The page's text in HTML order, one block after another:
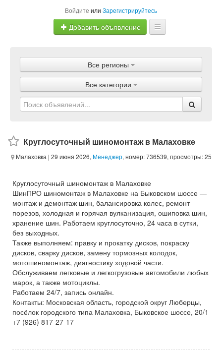
Войдите или Зарегистрируйтесь
Добавить объявление
Объявления
Магазины
Услуги
Все регионы
Все категории
Круглосуточный шиномонтаж в Малаховке
Малаховка | 29 июня 2026, Менеджер, номер: 736539, просмотры: 25
Круглосуточный шиномонтаж в Малаховке
ШинПРО шиномонтаж в Малаховке на Быковском шоссе —
монтаж и демонтаж шин, балансировка колес, ремонт
порезов, холодная и горячая вулканизация, ошиповка шин,
хранение шин. Работаем круглосуточно, 24 часа в сутки,
без выходных.
Также выполняем: правку и прокатку дисков, покраску
дисков, сварку дисков, замену тормозных колодок,
мотошиномонтаж, диагностику ходовой части.
Обслуживаем легковые и легкогрузовые автомобили любых
марок, а также мотоциклы.
Работаем 24/7, запись онлайн.
Контакты: Московская область, городской округ Люберцы,
посёлок городского типа Малаховка, Быковское шоссе, 20/1
+7 (926) 817-27-17